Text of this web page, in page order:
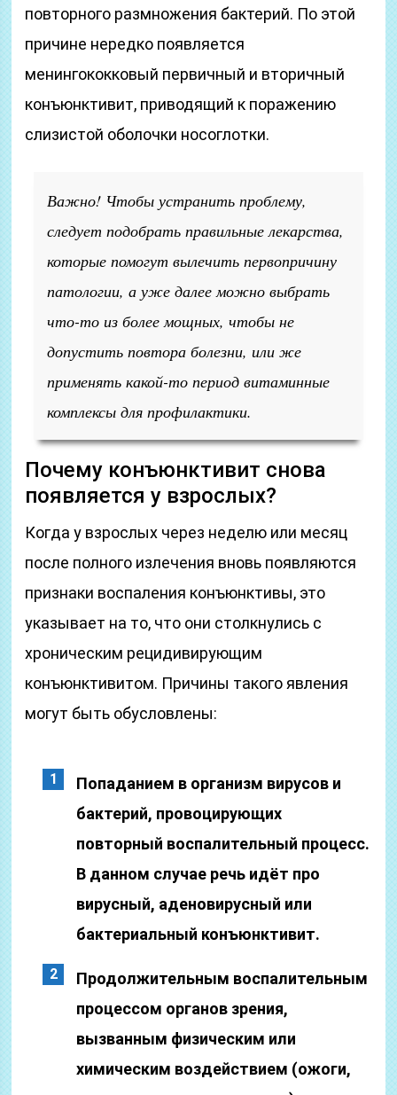
повторного размножения бактерий. По этой
причине нередко появляется
менингококковый первичный и вторичный
конъюнктивит, приводящий к поражению
слизистой оболочки носоглотки.
Важно! Чтобы устранить проблему,
следует подобрать правильные лекарства,
которые помогут вылечить первопричину
патологии, а уже далее можно выбрать
что-то из более мощных, чтобы не
допустить повтора болезни, или же
применять какой-то период витаминные
комплексы для профилактики.
Почему конъюнктивит снова
появляется у взрослых?
Когда у взрослых через неделю или месяц
после полного излечения вновь появляются
признаки воспаления конъюнктивы, это
указывает на то, что они столкнулись с
хроническим рецидивирующим
конъюнктивитом. Причины такого явления
могут быть обусловлены:
Попаданием в организм вирусов и
бактерий, провоцирующих
повторный воспалительный процесс.
В данном случае речь идёт про
вирусный, аденовирусный или
бактериальный конъюнктивит.
Продолжительным воспалительным
процессом органов зрения,
вызванным физическим или
химическим воздействием (ожоги,